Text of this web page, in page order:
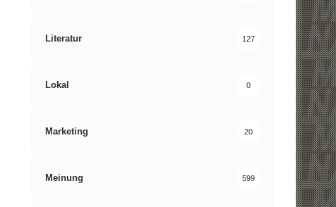
Literatur 127
Lokal 0
Marketing 20
Meinung 599